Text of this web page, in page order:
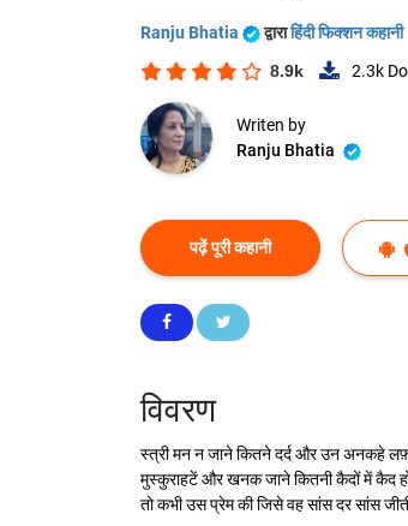
Ranju Bhatia द्वाराहिंदी फिक्शन कहानी
8.9k 2.3k
Writen by
Ranju Bhatia
पढ़ें पूरी कहानी
विवरण
स्त्री मन न जाने कितने दर्द और उन अनकहे
मुस्कुराहटें और खनक जाने कितनी कैदों में कैद
तो कभी उस प्रेम की जिसे वह सांस दर सांस